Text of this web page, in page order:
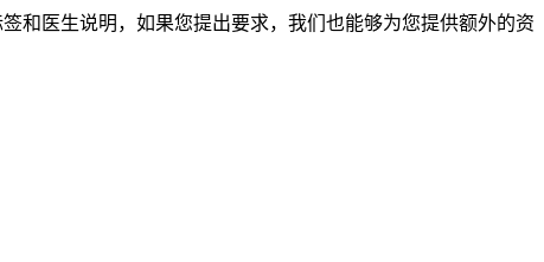
和医生说明，如果您提出要求，我们也能够为您提供额外的资